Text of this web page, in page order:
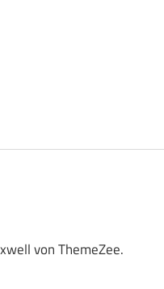
von ThemeZee.